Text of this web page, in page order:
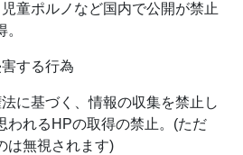
童ポルノなど国内で公開が禁止
する行為
に基づく、情報の収集を禁止し
われるHPの取得の禁止。(ただ
は無視されます)